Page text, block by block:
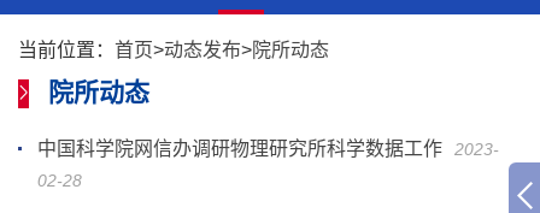
当前位置： 首页>动态发布>院所动态
院所动态
中国科学院网信办调研物理研究所科学数据工作
2023-
02-28